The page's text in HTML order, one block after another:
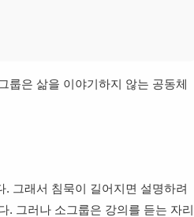
룹은 삶을 이야기하지 않는 공동체
그래서 침묵이 길어지면 설명하려
. 그러나 소그룹은 강의를 듣는 자리